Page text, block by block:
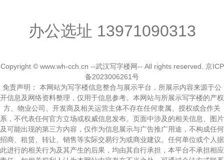
办公选址 13971090313
Copyright © www.wh-cch.cn --武汉写字楼网-- All rights reserved. 京ICP
备2023006261号
免责声明： 本网站为写字楼信息整合与展示平台，所展示内容来源于公
开信息及网络资料整理，仅用于信息参考。本网站与所展示写字楼的产权
方、物业公司、开发商及相关运营主体不存在任何隶属、授权或合作关
系，不代表任何官方立场或权威信息发布。页面中涉及的相关信息、图片
及可能出现的第三方内容，仅作为信息展示与广告推广用途，不构成任何
招商、租赁、转让、销售等实际交易行为或商业建议。任何单位或个人据
此进行的相关行为及其产生的后果，均由其自行承担，本平台不承担相应